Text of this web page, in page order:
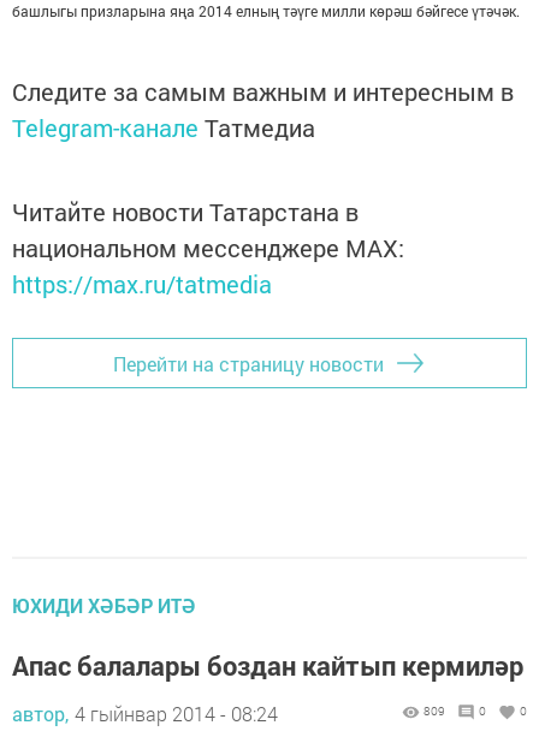
башлыгы призларына яңа 2014 елның тәүге милли көрәш бәйгесе үтәчәк.
Следите за самым важным и интересным в
Telegram-канале Татмедиа
Читайте новости Татарстана в
национальном мессенджере MАХ:
https://max.ru/tatmedia
Перейти на страницу новости
ЮХИДИ ХӘБӘР ИТӘ
Апас балалары боздан кайтып кермиләр
автор, 4 гыйнвар 2014 - 08:24 809 0 0